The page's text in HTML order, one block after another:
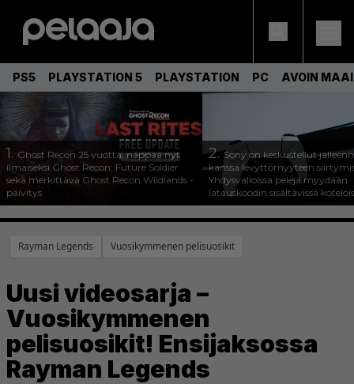
PS5 PLAYSTATION 5 PLAYSTATION PC AVOIN
1. Ghost Recon 25 vuotta: nappaa nyt
ilmaiseksi Ghost Recon: Future Soldier
sekä merkittävä Ghost Recon Wildlands -
päivitys
2.Sony on keskustellut
kanssa levyttömyyteen
Yhdysvalloissa pelejä myydään
latauskoodin sisältävissä
Rayman Legends Vuosikymmenen pelisuosikit
Uusi videosarja –
Vuosikymmenen
pelisuosikit! Ensijaksossa
Rayman Legends